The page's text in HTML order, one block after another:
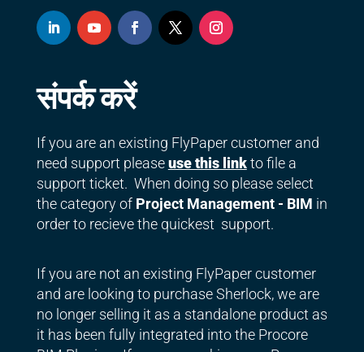
संपर्क करें
If you are an existing FlyPaper customer and
need support pleaseuse this linkto file a
support ticket. When doing so please select
the category of Project Management - BIM in
order to recieve the quickest support.
If you are not an existing FlyPaper customer
and are looking to purchase Sherlock, we are
no longer selling it as a standalone product as
it has been fully integrated into the Procore